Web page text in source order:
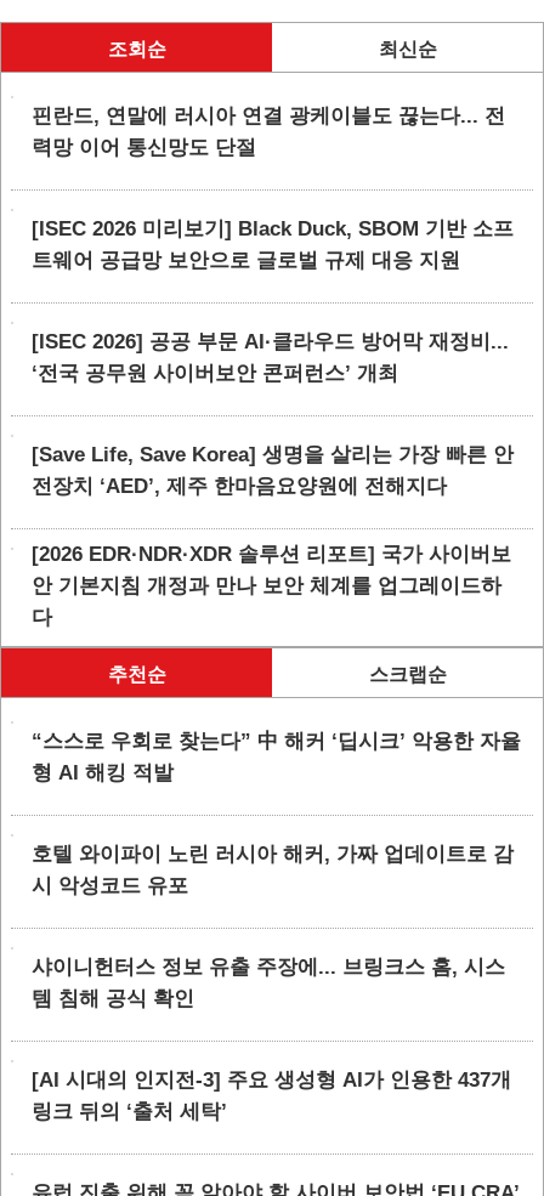
조회순 최신순
핀란드, 연말에 러시아 연결 광케이블도 끊는다... 전
력망 이어 통신망도 단절
[ISEC 2026 미리보기] Black Duck, SBOM 기반 소프
트웨어 공급망 보안으로 글로벌 규제 대응 지원
[ISEC 2026] 공공 부문 AI·클라우드 방어막 재정비...
‘전국 공무원 사이버보안 콘퍼런스’ 개최
[Save Life, Save Korea] 생명을 살리는 가장 빠른 안
전장치 ‘AED’, 제주 한마음요양원에 전해지다
[2026 EDR·NDR·XDR 솔루션 리포트] 국가 사이버보
안 기본지침 개정과 만나 보안 체계를 업그레이드하
다
추천순 스크랩순
“스스로 우회로 찾는다” 中 해커 ‘딥시크’ 악용한 자율
형 AI 해킹 적발
호텔 와이파이 노린 러시아 해커, 가짜 업데이트로 감
시 악성코드 유포
샤이니헌터스 정보 유출 주장에... 브링크스 홈, 시스
템 침해 공식 확인
[AI 시대의 인지전-3] 주요 생성형 AI가 인용한 437개
링크 뒤의 ‘출처 세탁’